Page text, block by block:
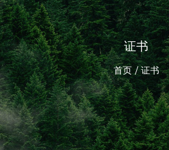
证书
首页/证书